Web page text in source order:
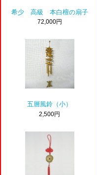
希少 高級 本白檀の扇子
72,000円
五層風鈴（小）
2,500円